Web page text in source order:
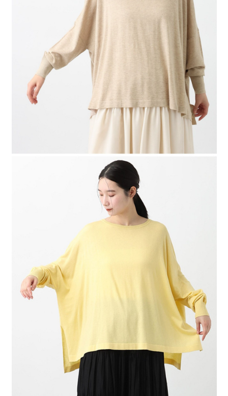
2.基於同意付款使用「大哥付你分期」之契約關係目的，商店將以您的個人
資料（包含姓名、電話或地址）提供予台灣大哥大進項蒐集、處理及利用，
由本公司與您本人進行分期帳單所需資料之確認、核對及更正。
3.完整用戶服務條款，請詳閱以下連結：
※ 交易是否成功請以「AFTEE先享後付 」之結帳頁面顯示為準，若有關於
是否繳費成功／繳費後需取消欲退款等相關疑問，請聯繫「AFTEE先享後付
https://netprotections.freshdesk.com/support/home
１．透過由恩沛科技股份有限公司提供之「AFTEE先享後付」服務完成之交
易，需依本服務之必要範圍內提供個人資料，並將交易相關給付款項請求債
權轉讓予恩沛科技股份有限公司。
２．關於個人資料處理事宜，請瀏覽以下網址：
https://aftee.tw/terms/#terms3
３．未成年的使用者請事先徵得法定代理人或監護人之同意方可使用
「AFTEE先享後付」，若未經同意申辦者引起之損失，本公司不負相關責
４．使用「AFTEE先享後付」時，將依據個別帳號之用戶狀況，依本公司即
時審查核予不同之上限額度；若仍有額度不足之情形，本公司將視審查結果
５．嚴禁一人註冊多個帳號或使用他人資訊註冊。若發現惡意使用之情形，
恩沛科技股份有限公司將有權停止該用戶之使用額度並採取法律行動。
每筆NT$80，滿NT$1,500(含以上)免運費
每筆NT$80，滿NT$1,500(含以上)免運費